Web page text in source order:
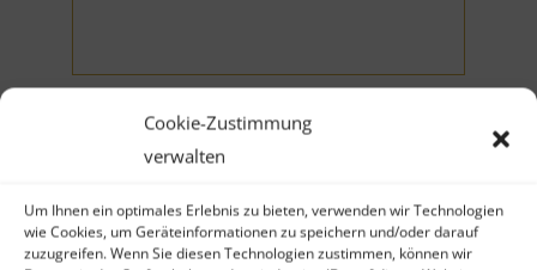
Cookie-Zustimmung
verwalten
Um Ihnen ein optimales Erlebnis zu bieten, verwenden wir Technologien
wie Cookies, um Geräteinformationen zu speichern und/oder darauf
zuzugreifen. Wenn Sie diesen Technologien zustimmen, können wir